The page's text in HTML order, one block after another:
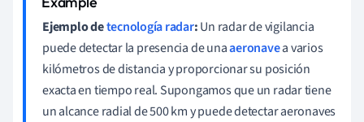
Ejemplo detecnología radar:Un radar de vigilancia
puede detectar la presencia de unaaeronavea varios
kilómetros de distancia y proporcionar su posición
exacta en tiempo real. Supongamos que un radar tiene
un alcance radial de 500 km y puede detectar aeronaves